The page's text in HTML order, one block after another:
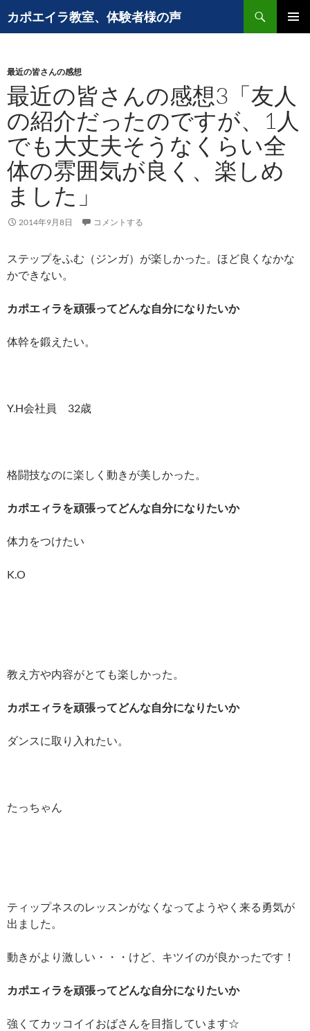
ン
ツ
へ
ス
キ
ッ
カポエイラ教室、体験者様の声
索
最近の皆さんの感想
最近の皆さんの感想3「友人
の紹介だったのですが、1人
でも大丈夫そうなくらい全
体の雰囲気が良く、楽しめ
ました」
2014年9月8日 コメントする
ステップをふむ（ジンガ）が楽しかった。ほど良くなかな
かできない。
カポエィラを頑張ってどんな自分になりたいか
体幹を鍛えたい。
Y.H会社員 32歳
格闘技なのに楽しく動きが美しかった。
カポエィラを頑張ってどんな自分になりたいか
体力をつけたい
K.O
教え方や内容がとても楽しかった。
カポエィラを頑張ってどんな自分になりたいか
ダンスに取り入れたい。
たっちゃん
ティップネスのレッスンがなくなってようやく来る勇気が
出ました。
動きがより激しい・・・けど、キツイのが良かったです！
カポエィラを頑張ってどんな自分になりたいか
強くてカッコイイおばさんを目指しています☆